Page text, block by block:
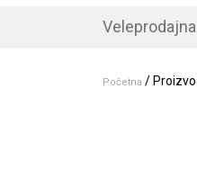
Početna /